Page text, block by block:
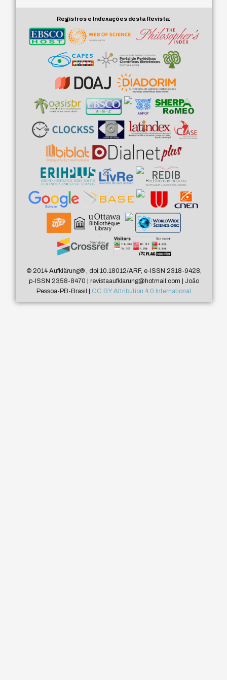
Registros e Indexações desta Revista:
© 2014 Aufklärung®, doi:10.18012/ARF, e-ISSN 2318-9428,
p-ISSN 2358-8470 | revistaaufklarung@hotmail.com | João
Pessoa-PB-Brasil | CC BY Attribution 4.0 International